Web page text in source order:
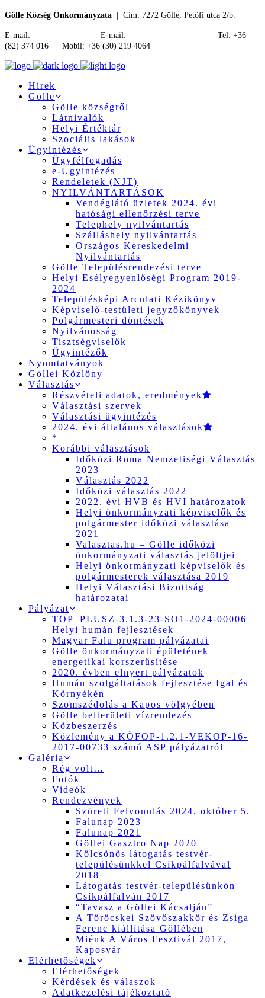
Gölle Község Önkormányzata | Cím: 7272 Gölle, Petőfi utca 2/b.
E-mail: | E-mail:
| Tel: +36
(82) 374 016 | Mobil: +36 (30) 219 4064
Hírek
Gölle
Gölle községről
Látnivalók
Helyi Értéktár
Szociális lakások
Ügyintézés
Ügyfélfogadás
e-Ügyintézés
Rendeletek (NJT)
NYILVÁNTARTÁSOK
Vendéglátó üzletek 2024. évi
hatósági ellenőrzési terve
Telephely nyilvántartás
Szálláshely nyilvántartás
Országos Kereskedelmi
Nyilvántartás
Gölle Településrendezési terve
Helyi Esélyegyenlőségi Program 2019-
2024
Településképi Arculati Kézikönyv
Képviselő-testületi jegyzőkönyvek
Polgármesteri döntések
Nyilvánosság
Tisztségviselők
Ügyintézők
Nyomtatványok
Göllei Közlöny
Választás
Részvételi adatok, eredmények
Választási szervek
Választási ügyintézés
2024. évi általános választások
*
Korábbi választások
Időközi Roma Nemzetiségi Választás
2023
Választás 2022
Időközi választás 2022
2022. évi HVB és HVI határozatok
Helyi önkormányzati képviselők és
polgármester időközi választása
2021
Valasztas.hu – Gölle időközi
önkormányzati választás jelöltjei
Helyi önkormányzati képviselők és
polgármesterek választása 2019
Helyi Választási Bizottság
határozatai
Pályázat
TOP_PLUSZ-3.1.3-23-SO1-2024-00006
Helyi humán fejlesztések
Magyar Falu program pályázatai
Gölle önkormányzati épületének
energetikai korszerűsítése
2020. évben elnyert pályázatok
Humán szolgáltatások fejlesztése Igal és
Környékén
Szomszédolás a Kapos völgyében
Gölle belterületi vízrendezés
Közbeszerzés
Közlemény a KÖFOP-1.2.1-VEKOP-16-
2017-00733 számú ASP pályázatról
Galéria
Rég volt…
Fotók
Videók
Rendezvények
Szüreti Felvonulás 2024. október 5.
Falunap 2023
Falunap 2021
Göllei Gasztro Nap 2020
Kölcsönös látogatás testvér-
településünkkel Csíkpálfalvával
2018
Látogatás testvér-településünkön
Csíkpálfalván 2017
“Tavasz a Göllei Kácsalján”
A Töröcskei Szövőszakkör és Zsiga
Ferenc kiállítása Göllében
Miénk A Város Fesztivál 2017,
Kaposvár
Elérhetőségek
Elérhetőségek
Kérdések és válaszok
Adatkezelési tájékoztató